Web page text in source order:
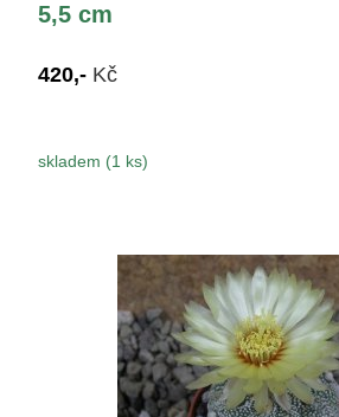
5,5 cm
420,- Kč
skladem (1 ks)